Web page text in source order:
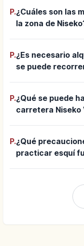
P.¿Cuáles son las
la zona de
P.¿Es necesario
se puede
P.¿Qué se puede
carretera Niseko
P.¿Qué
practicar esquí